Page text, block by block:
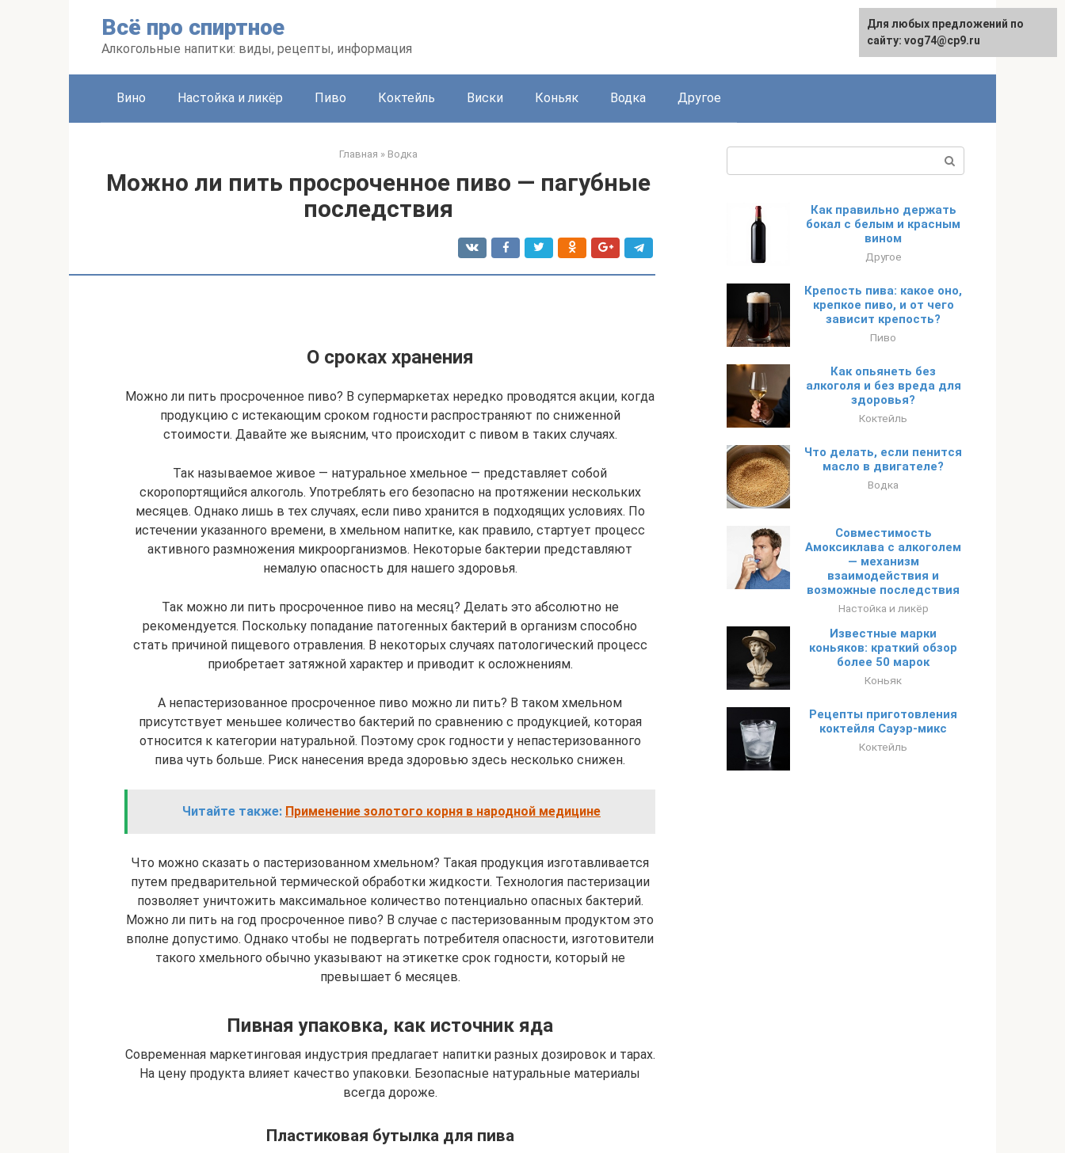
Всё про спиртное
Алкогольные напитки: виды, рецепты, информация
Вино Настойка и ликёр Пиво Коктейль Виски Коньяк Водка Другое
Главная » Водка
Можно ли пить просроченное пиво — пагубные
последствия
О сроках хранения
Можно ли пить просроченное пиво? В супермаркетах нередко проводятся акции, когда
продукцию с истекающим сроком годности распространяют по сниженной
стоимости. Давайте же выясним, что происходит с пивом в таких случаях.
Так называемое живое — натуральное хмельное — представляет собой
скоропортящийся алкоголь. Употреблять его безопасно на протяжении нескольких
месяцев. Однако лишь в тех случаях, если пиво хранится в подходящих условиях. По
истечении указанного времени, в хмельном напитке, как правило, стартует процесс
активного размножения микроорганизмов. Некоторые бактерии представляют
немалую опасность для нашего здоровья.
Так можно ли пить просроченное пиво на месяц? Делать это абсолютно не
рекомендуется. Поскольку попадание патогенных бактерий в организм способно
стать причиной пищевого отравления. В некоторых случаях патологический процесс
приобретает затяжной характер и приводит к осложнениям.
А непастеризованное просроченное пиво можно ли пить? В таком хмельном
присутствует меньшее количество бактерий по сравнению с продукцией, которая
относится к категории натуральной. Поэтому срок годности у непастеризованного
пива чуть больше. Риск нанесения вреда здоровью здесь несколько снижен.
Читайте также: Применение золотого корня в народной медицине
Что можно сказать о пастеризованном хмельном? Такая продукция изготавливается
путем предварительной термической обработки жидкости. Технология пастеризации
позволяет уничтожить максимальное количество потенциально опасных бактерий.
Можно ли пить на год просроченное пиво? В случае с пастеризованным продуктом это
вполне допустимо. Однако чтобы не подвергать потребителя опасности, изготовители
такого хмельного обычно указывают на этикетке срок годности, который не
превышает 6 месяцев.
Пивная упаковка, как источник яда
Современная маркетинговая индустрия предлагает напитки разных дозировок и тарах.
На цену продукта влияет качество упаковки. Безопасные натуральные материалы
всегда дороже.
Пластиковая бутылка для пива
Как правильно держать
бокал с белым и красным
вином
Другое
Крепость пива: какое оно,
крепкое пиво, и от чего
зависит крепость?
Пиво
Как опьянеть без
алкоголя и без вреда для
здоровья?
Коктейль
Что делать, если пенится
масло в двигателе?
Водка
Совместимость
Амоксиклава с алкоголем
— механизм
взаимодействия и
возможные последствия
Настойка и ликёр
Известные марки
коньяков: краткий обзор
более 50 марок
Коньяк
Рецепты приготовления
коктейля Сауэр-микс
Коктейль
Для любых предложений по
сайту: vog74@cp9.ru